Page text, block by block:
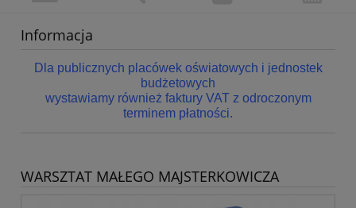
Informacja
Dla publicznych placówek oświatowych i jednostek
budżetowych
wystawiamy również faktury VAT z odroczonym
terminem płatności.
WARSZTAT MAŁEGO MAJSTERKOWICZA